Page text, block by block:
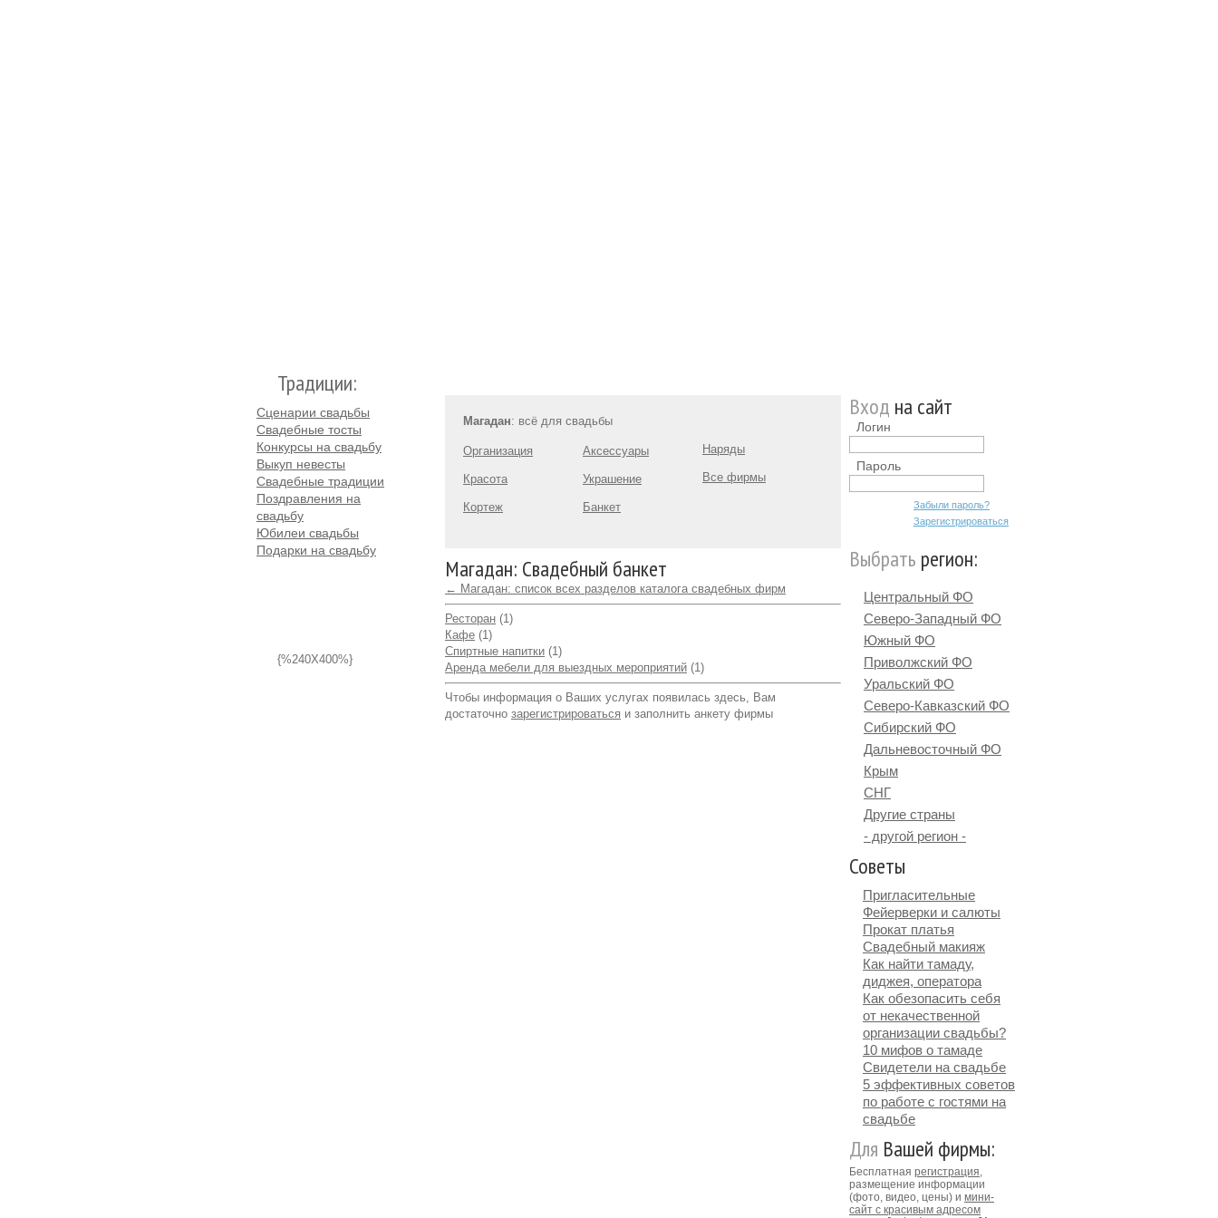
Традиции:
Сценарии свадьбы
Свадебные тосты
Конкурсы на свадьбу
Выкуп невесты
Свадебные традиции
Поздравления на
свадьбу
Юбилеи свадьбы
Подарки на свадьбу
{%240X400%}
Магадан: всё для свадьбы
Организация
Красота
Кортеж
Аксессуары
Украшение
Банкет
Наряды
Все фирмы
Магадан: Свадебный банкет
← Магадан: список всех разделов каталога свадебных фирм
Ресторан (1)
Кафе (1)
Спиртные напитки (1)
Аренда мебели для выездных мероприятий (1)
Чтобы информация о Ваших услугах появилась здесь, Вам
достаточно зарегистрироваться и заполнить анкету фирмы
Вход на сайт
Логин
Пароль
Забыли пароль?
Зарегистрироваться
Выбрать регион:
Центральный ФО
Северо-Западный ФО
Южный ФО
Приволжский ФО
Уральский ФО
Северо-Кавказский ФО
Сибирский ФО
Дальневосточный ФО
Крым
СНГ
Другие страны
- другой регион -
Советы
Пригласительные
Фейерверки и салюты
Прокат платья
Свадебный макияж
Как найти тамаду,
диджея, оператора
Как обезопасить себя
от некачественной
организации свадьбы?
10 мифов о тамаде
Свидетели на свадьбе
5 эффективных советов
по работе с гостями на
свадьбе
Для Вашей фирмы:
Бесплатная регистрация,
размещение информации
(фото, видео, цены) и мини-
сайт с красивым адресом